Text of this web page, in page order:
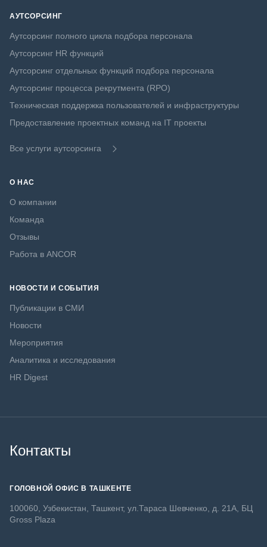
АУТСОРСИНГ
Аутсорсинг полного цикла подбора персонала
Аутсорсинг HR функций
Аутсорсинг отдельных функций подбора персонала
Аутсорсинг процесса рекрутмента (RPO)
Техническая поддержка пользователей и инфраструктуры
Предоставление проектных команд на IT проекты
Все услуги аутсорсинга
О НАС
О компании
Команда
Отзывы
Работа в ANCOR
НОВОСТИ И СОБЫТИЯ
Публикации в СМИ
Новости
Мероприятия
Аналитика и исследования
HR Digest
Контакты
ГОЛОВНОЙ ОФИС В ТАШКЕНТЕ
100060, Узбекистан, Ташкент, ул.Тараса Шевченко, д. 21А, БЦ
Gross Plaza